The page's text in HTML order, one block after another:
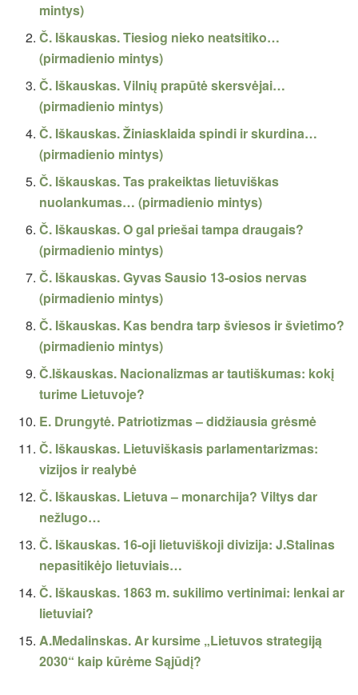
mintys)
Č. Iškauskas. Tiesiog nieko neatsitiko…
(pirmadienio mintys)
Č. Iškauskas. Vilnių prapūtė skersvėjai…
(pirmadienio mintys)
Č. Iškauskas. Žiniasklaida spindi ir skurdina…
(pirmadienio mintys)
Č. Iškauskas. Tas prakeiktas lietuviškas
nuolankumas… (pirmadienio mintys)
Č. Iškauskas. O gal priešai tampa draugais?
(pirmadienio mintys)
Č. Iškauskas. Gyvas Sausio 13-osios nervas
(pirmadienio mintys)
Č. Iškauskas. Kas bendra tarp šviesos ir švietimo?
(pirmadienio mintys)
Č.Iškauskas. Nacionalizmas ar tautiškumas: kokį
turime Lietuvoje?
E. Drungytė. Patriotizmas – didžiausia grėsmė
Č. Iškauskas. Lietuviškasis parlamentarizmas:
vizijos ir realybė
Č. Iškauskas. Lietuva – monarchija? Viltys dar
nežlugo…
Č. Iškauskas. 16-oji lietuviškoji divizija: J.Stalinas
nepasitikėjo lietuviais…
Č. Iškauskas. 1863 m. sukilimo vertinimai: lenkai ar
lietuviai?
A.Medalinskas. Ar kursime „Lietuvos strategiją
2030“ kaip kūrėme Sąjūdį?